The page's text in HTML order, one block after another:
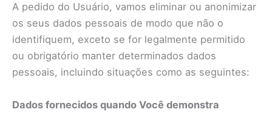
A pedido do Usuário, vamos eliminar ou anonimizar
os seus dados pessoais de modo que não o
identifiquem, exceto se for legalmente permitido
ou obrigatório manter determinados dados
pessoais, incluindo situações como as seguintes:
Dados fornecidos quando Você demonstra